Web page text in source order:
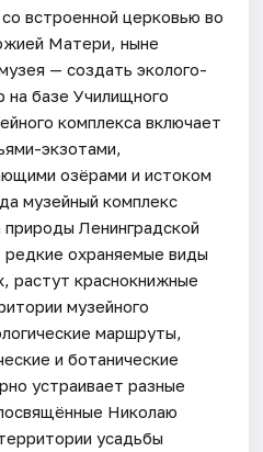
встроенной церковью во
Матери, ныне
— создать эколого-
на базе Училищного
комплекса включает
экзотами,
озёрами и истоком
музейный комплекс
Ленинградской
охраняемые виды
растут краснокнижные
музейного
маршруты,
и ботанические
устраивает разные
Николаю
усадьбы